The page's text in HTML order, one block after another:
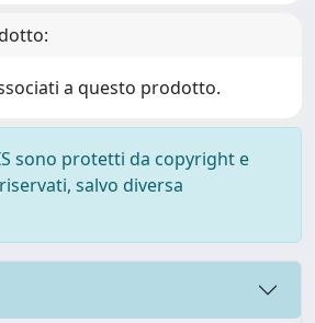
a questo prodotto.
sono protetti da copyright e
salvo diversa